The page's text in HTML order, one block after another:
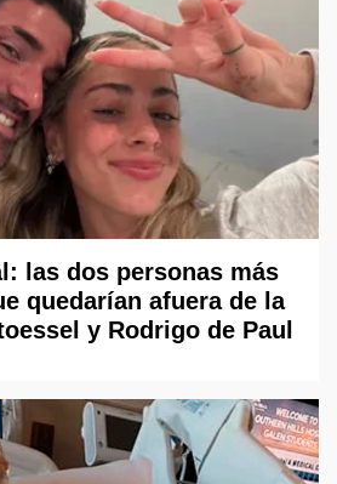
las dos personas más
quedarían afuera de la
y Rodrigo de Paul